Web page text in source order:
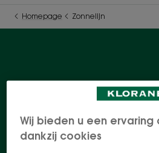
Homepage Zonnelijn
Dit volledige gamma
voor het gelaat, lichaam en
Wij bieden u een ervaring
dankzij cookies